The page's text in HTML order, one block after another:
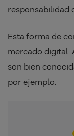
responsabilidad
Esta forma de
mercado digital.
son bien
por ejemplo.